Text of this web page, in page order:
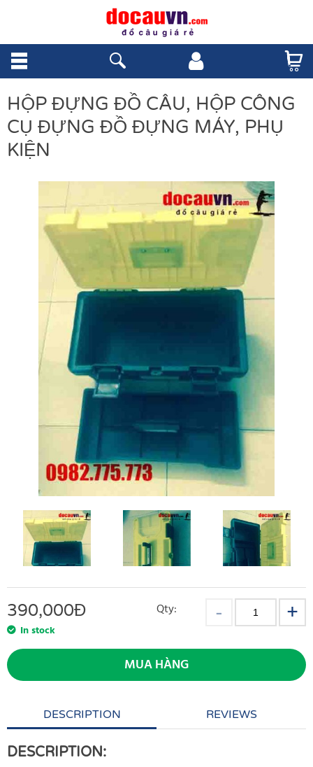
HỘP ĐỰNG ĐỒ CÂU, HỘP CÔNG
CỤ ĐỰNG ĐỒ ĐỰNG MÁY, PHỤ
KIỆN
390,000Đ
In stock
Qty:
MUA HÀNG
DESCRIPTION REVIEWS
DESCRIPTION: